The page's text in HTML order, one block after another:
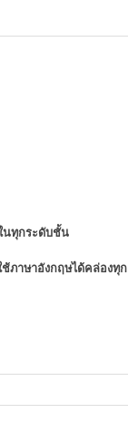
นทุกระดับชั้น
ภาษาอังกฤษได้คล่องทุก